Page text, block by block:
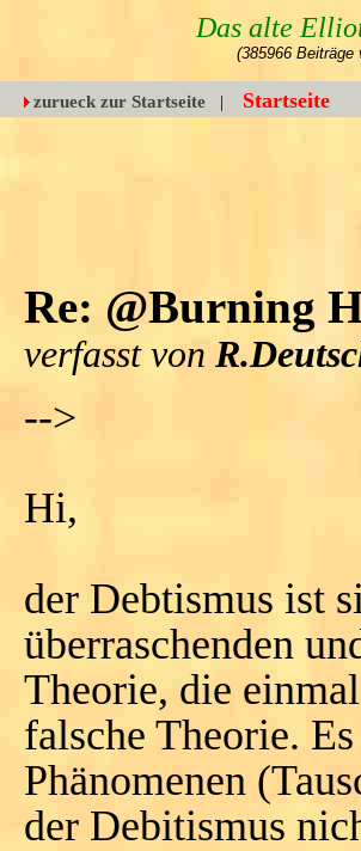
Das alte
(385966 Beiträge
zurueck zur Startseite | Startseite
Re: @Burning
verfasst von
-->
Hi,
der Debtismus ist
überraschenden
Theorie, die
falsche Theorie.
Phänomenen
der Debitismus